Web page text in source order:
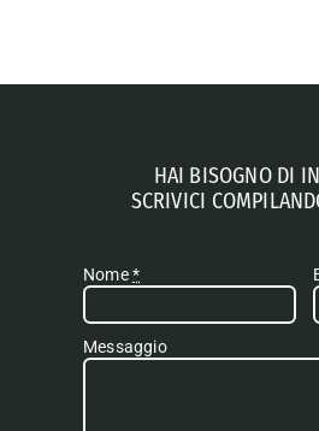
HAI BISOGNO DI
SCRIVICI
Nome*
Messaggio